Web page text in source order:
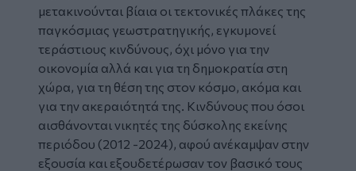
μετακινούνται βίαια οι τεκτονικές πλάκες της
παγκόσμιας γεωστρατηγικής, εγκυμονεί
τεράστιους κινδύνους, όχι μόνο για την
οικονομία αλλά και για τη δημοκρατία στη
χώρα, για τη θέση της στον κόσμο, ακόμα και
για την ακεραιότητά της. Κινδύνους που όσοι
αισθάνονται νικητές της δύσκολης εκείνης
περιόδου (2012 -2024), αφού ανέκαμψαν στην
εξουσία και εξουδετέρωσαν τον βασικό τους